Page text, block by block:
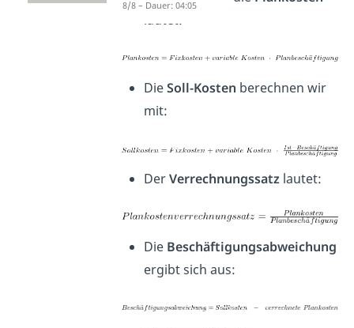
lautet:
DieSoll-Kosten berechnen wir
mit:
DerVerrechnungssatzlautet:
Die Beschäftigungsabweichung
ergibt sich aus:
8/8 – Dauer: 04:05